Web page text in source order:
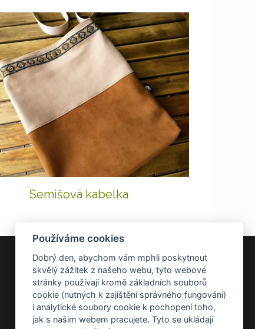
Semišová kabelka
DOKUMENTY
Všeobecné obchodní podmínky
Zásady ochrany osobních údajů
Reklamace a vrácení zboží
Používáme cookies
Dobrý den, abychom vám mphli poskytnout
skvělý zážitek z našeho webu, tyto webové
stránky používají kromě základních souborů
cookie (nutných k zajištění správného fungování)
i analytické soubory cookie k pochopení toho,
jak s našim webem pracujete. Tyto se ukládají